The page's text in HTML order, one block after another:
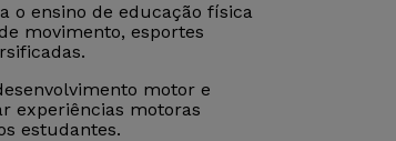
o ensino de educação física
movimento, esportes
motor e
experiências motoras
estudantes.